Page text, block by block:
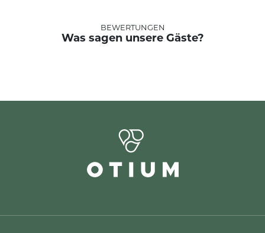
BEWERTUNGEN
Was sagen unsere Gäste?